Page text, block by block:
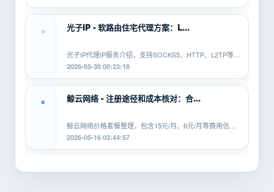
先用
16:14:49
光子IP - 软路由住宅代理方案：L...
光子IP代理IP服务介绍，支持SOCKS5、HTTP、L2TP等协
议，适配安卓、PC、软路由等平...
2026-05-30 00:23:18
鲸云网络 - 注册途径和成本核对：合...
鲸云网络价格套餐整理，包含15元/月、6元/月等费用信
息，覆盖SOCKS5、HTTP、L2TP等...
2026-05-16 03:44:57